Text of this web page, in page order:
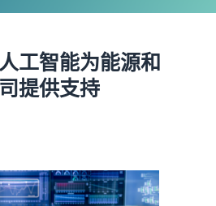
工智能为能源和
提供支持